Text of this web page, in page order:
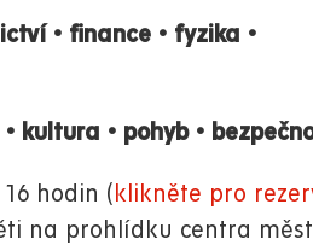
• finance • fyzika •
• kultura • pohyb •
16 hodin ( klikněte pro
na prohlídku centra